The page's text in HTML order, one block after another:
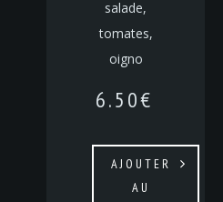
salade,
tomates,
oigno
6.50€
AJOUTER
AU